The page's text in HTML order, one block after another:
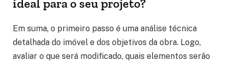
ideal para o seu projeto?
Em suma, o primeiro passo é uma análise técnica
detalhada do imóvel e dos objetivos da obra. Logo,
avaliar o que será modificado, quais elementos serão